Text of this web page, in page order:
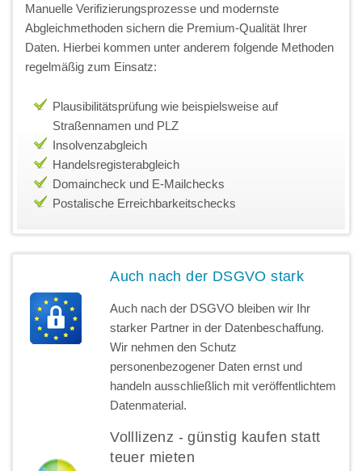
Manuelle Verifizierungsprozesse und modernste
Abgleichmethoden sichern die Premium-Qualität Ihrer
Daten. Hierbei kommen unter anderem folgende Methoden
regelmäßig zum Einsatz:
Plausibilitätsprüfung wie beispielsweise auf
Straßennamen und PLZ
Insolvenzabgleich
Handelsregisterabgleich
Domaincheck und E-Mailchecks
Postalische Erreichbarkeitschecks
Auch nach der DSGVO stark
Auch nach der DSGVO bleiben wir Ihr
starker Partner in der Datenbeschaffung.
Wir nehmen den Schutz
personenbezogener Daten ernst und
handeln ausschließlich mit veröffentlichtem
Datenmaterial.
Volllizenz - günstig kaufen statt
teuer mieten